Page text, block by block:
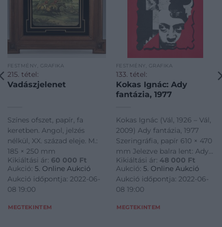
FESTMÉNY, GRAFIKA
215. tétel:
Vadászjelenet
Színes ofszet, papír, fa
keretben. Angol, jelzés
nélkül, XX. század eleje. M.:
185 × 250 mm
Kikiáltási ár: 60 000 Ft
Aukció: 5. Online Aukció
Aukció időpontja: 2022-06-
08 19:00
MEGTEKINTEM
FESTMÉNY, GRAFIKA
133. tétel:
Kokas Ignác: Ady
fantázia, 1977
Kokas Ignác (Vál, 1926 – Vál,
2009) Ady fantázia, 1977
Szeringráfia, papír 610 × 470
mm Jelezve balra lent: Ady
fantázia CV/43 Jelezve
jobbra lent: Kokas Ignác
1977
Kikiáltási ár: 48 000 Ft
Aukció: 5. Online Aukció
Aukció időpontja: 2022-06-
08 19:00
MEGTEKINTEM